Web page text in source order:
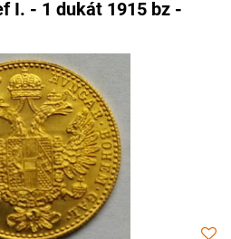
I. - 1 dukát 1915 bz -